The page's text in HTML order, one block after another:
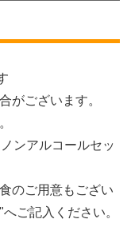
がございます。
ンアルコールセッ
のご用意もござい
ご記入ください。